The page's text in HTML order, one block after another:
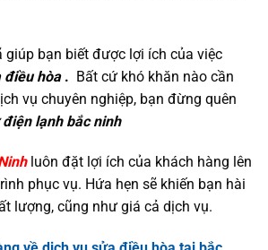
giúp bạn biết được lợi ích của việc
điều hòa . Bất cứ khó khăn nào cần
vụ chuyên nghiệp, bạn đừng quên
điện lạnh bắc ninh
luôn đặt lợi ích của khách hàng lên
phục vụ. Hứa hẹn sẽ khiến bạn hài
lượng, cũng như giá cả dịch vụ.